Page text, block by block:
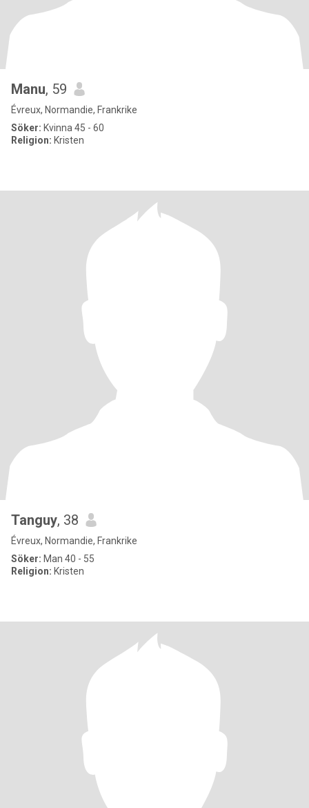
Manu, 59
Évreux, Normandie, Frankrike
Söker: Kvinna 45 - 60
Religion: Kristen
Tanguy, 38
Évreux, Normandie, Frankrike
Söker: Man 40 - 55
Religion: Kristen